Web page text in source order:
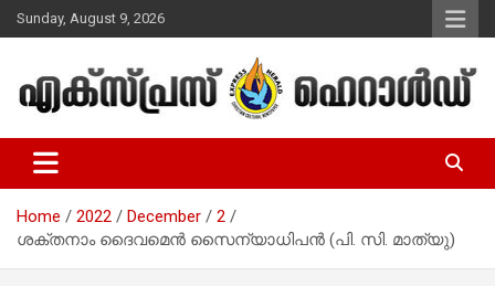
Skip
to
Sunday, August 9, 2026
Express Herald – Malayalam
Christian News
Home 2022 December
2
ശക്തനാം ദൈവമെൻ സൈന്യാധിപൻ (പി. സി. മാത്യു)